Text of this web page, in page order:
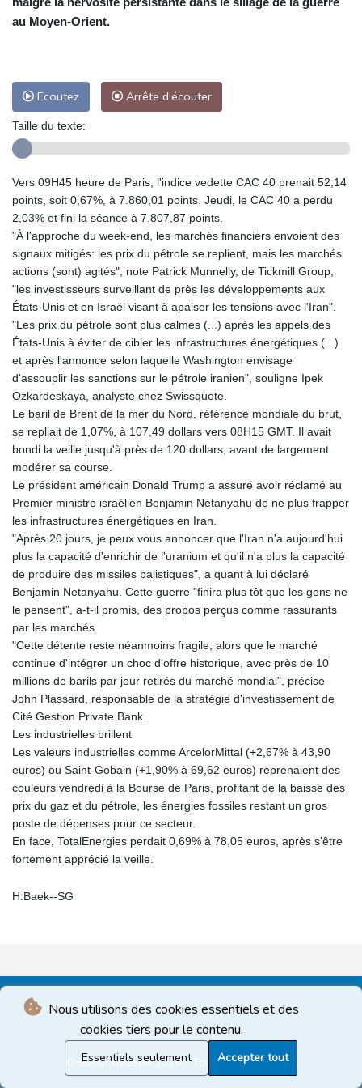
Nous utilisons des cookies essentiels et des
cookies tiers pour le contenu.
Essentiels seulement Accepter tout
au Moyen-Orient.
Ecoutez Arrête d'écouter
Taille du texte:
Vers 09H45 heure de Paris, l'indice vedette CAC 40 prenait 52,14
points, soit 0,67%, à 7.860,01 points. Jeudi, le CAC 40 a perdu
2,03% et fini la séance à 7.807,87 points.
"À l'approche du week-end, les marchés financiers envoient des
signaux mitigés: les prix du pétrole se replient, mais les marchés
actions (sont) agités", note Patrick Munnelly, de Tickmill Group,
"les investisseurs surveillant de près les développements aux
États-Unis et en Israël visant à apaiser les tensions avec l'Iran".
"Les prix du pétrole sont plus calmes (...) après les appels des
États-Unis à éviter de cibler les infrastructures énergétiques (...)
et après l'annonce selon laquelle Washington envisage
d'assouplir les sanctions sur le pétrole iranien", souligne Ipek
Ozkardeskaya, analyste chez Swissquote.
Le baril de Brent de la mer du Nord, référence mondiale du brut,
se repliait de 1,07%, à 107,49 dollars vers 08H15 GMT. Il avait
bondi la veille jusqu'à près de 120 dollars, avant de largement
modérer sa course.
Le président américain Donald Trump a assuré avoir réclamé au
Premier ministre israélien Benjamin Netanyahu de ne plus frapper
les infrastructures énergétiques en Iran.
"Après 20 jours, je peux vous annoncer que l'Iran n'a aujourd'hui
plus la capacité d'enrichir de l'uranium et qu'il n'a plus la capacité
de produire des missiles balistiques", a quant à lui déclaré
Benjamin Netanyahu. Cette guerre "finira plus tôt que les gens ne
le pensent", a-t-il promis, des propos perçus comme rassurants
par les marchés.
"Cette détente reste néanmoins fragile, alors que le marché
continue d'intégrer un choc d'offre historique, avec près de 10
millions de barils par jour retirés du marché mondial", précise
John Plassard, responsable de la stratégie d'investissement de
Cité Gestion Private Bank.
Les industrielles brillent
Les valeurs industrielles comme ArcelorMittal (+2,67% à 43,90
euros) ou Saint-Gobain (+1,90% à 69,62 euros) reprenaient des
couleurs vendredi à la Bourse de Paris, profitant de la baisse des
prix du gaz et du pétrole, les énergies fossiles restant un gros
poste de dépenses pour ce secteur.
En face, TotalEnergies perdait 0,69% à 78,05 euros, après s'être
fortement apprécié la veille.
H.Baek--SG
© Seoul Gazette 2026 - Tous droits réservés